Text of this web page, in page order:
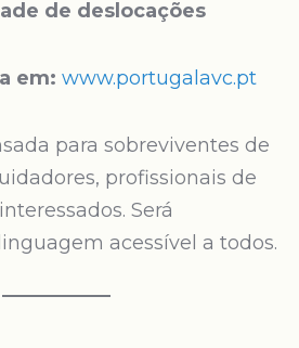
de deslocações
em: www.portugalavc.pt
para sobreviventes de
profissionais de
Será
acessível a todos.